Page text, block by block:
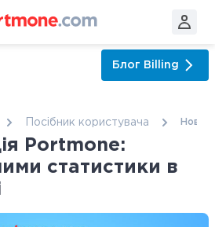
Блог Billing
Посібник користувача Нова
Portmone:
статистики в